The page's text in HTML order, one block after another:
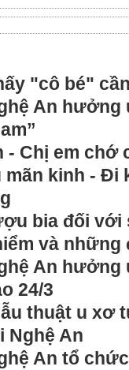
"cô bé"
An
Chị em chớ
mãn kinh - Đi
bia đối với
và những
An
24/3
thuật u xơ
Nghệ An
An tổ